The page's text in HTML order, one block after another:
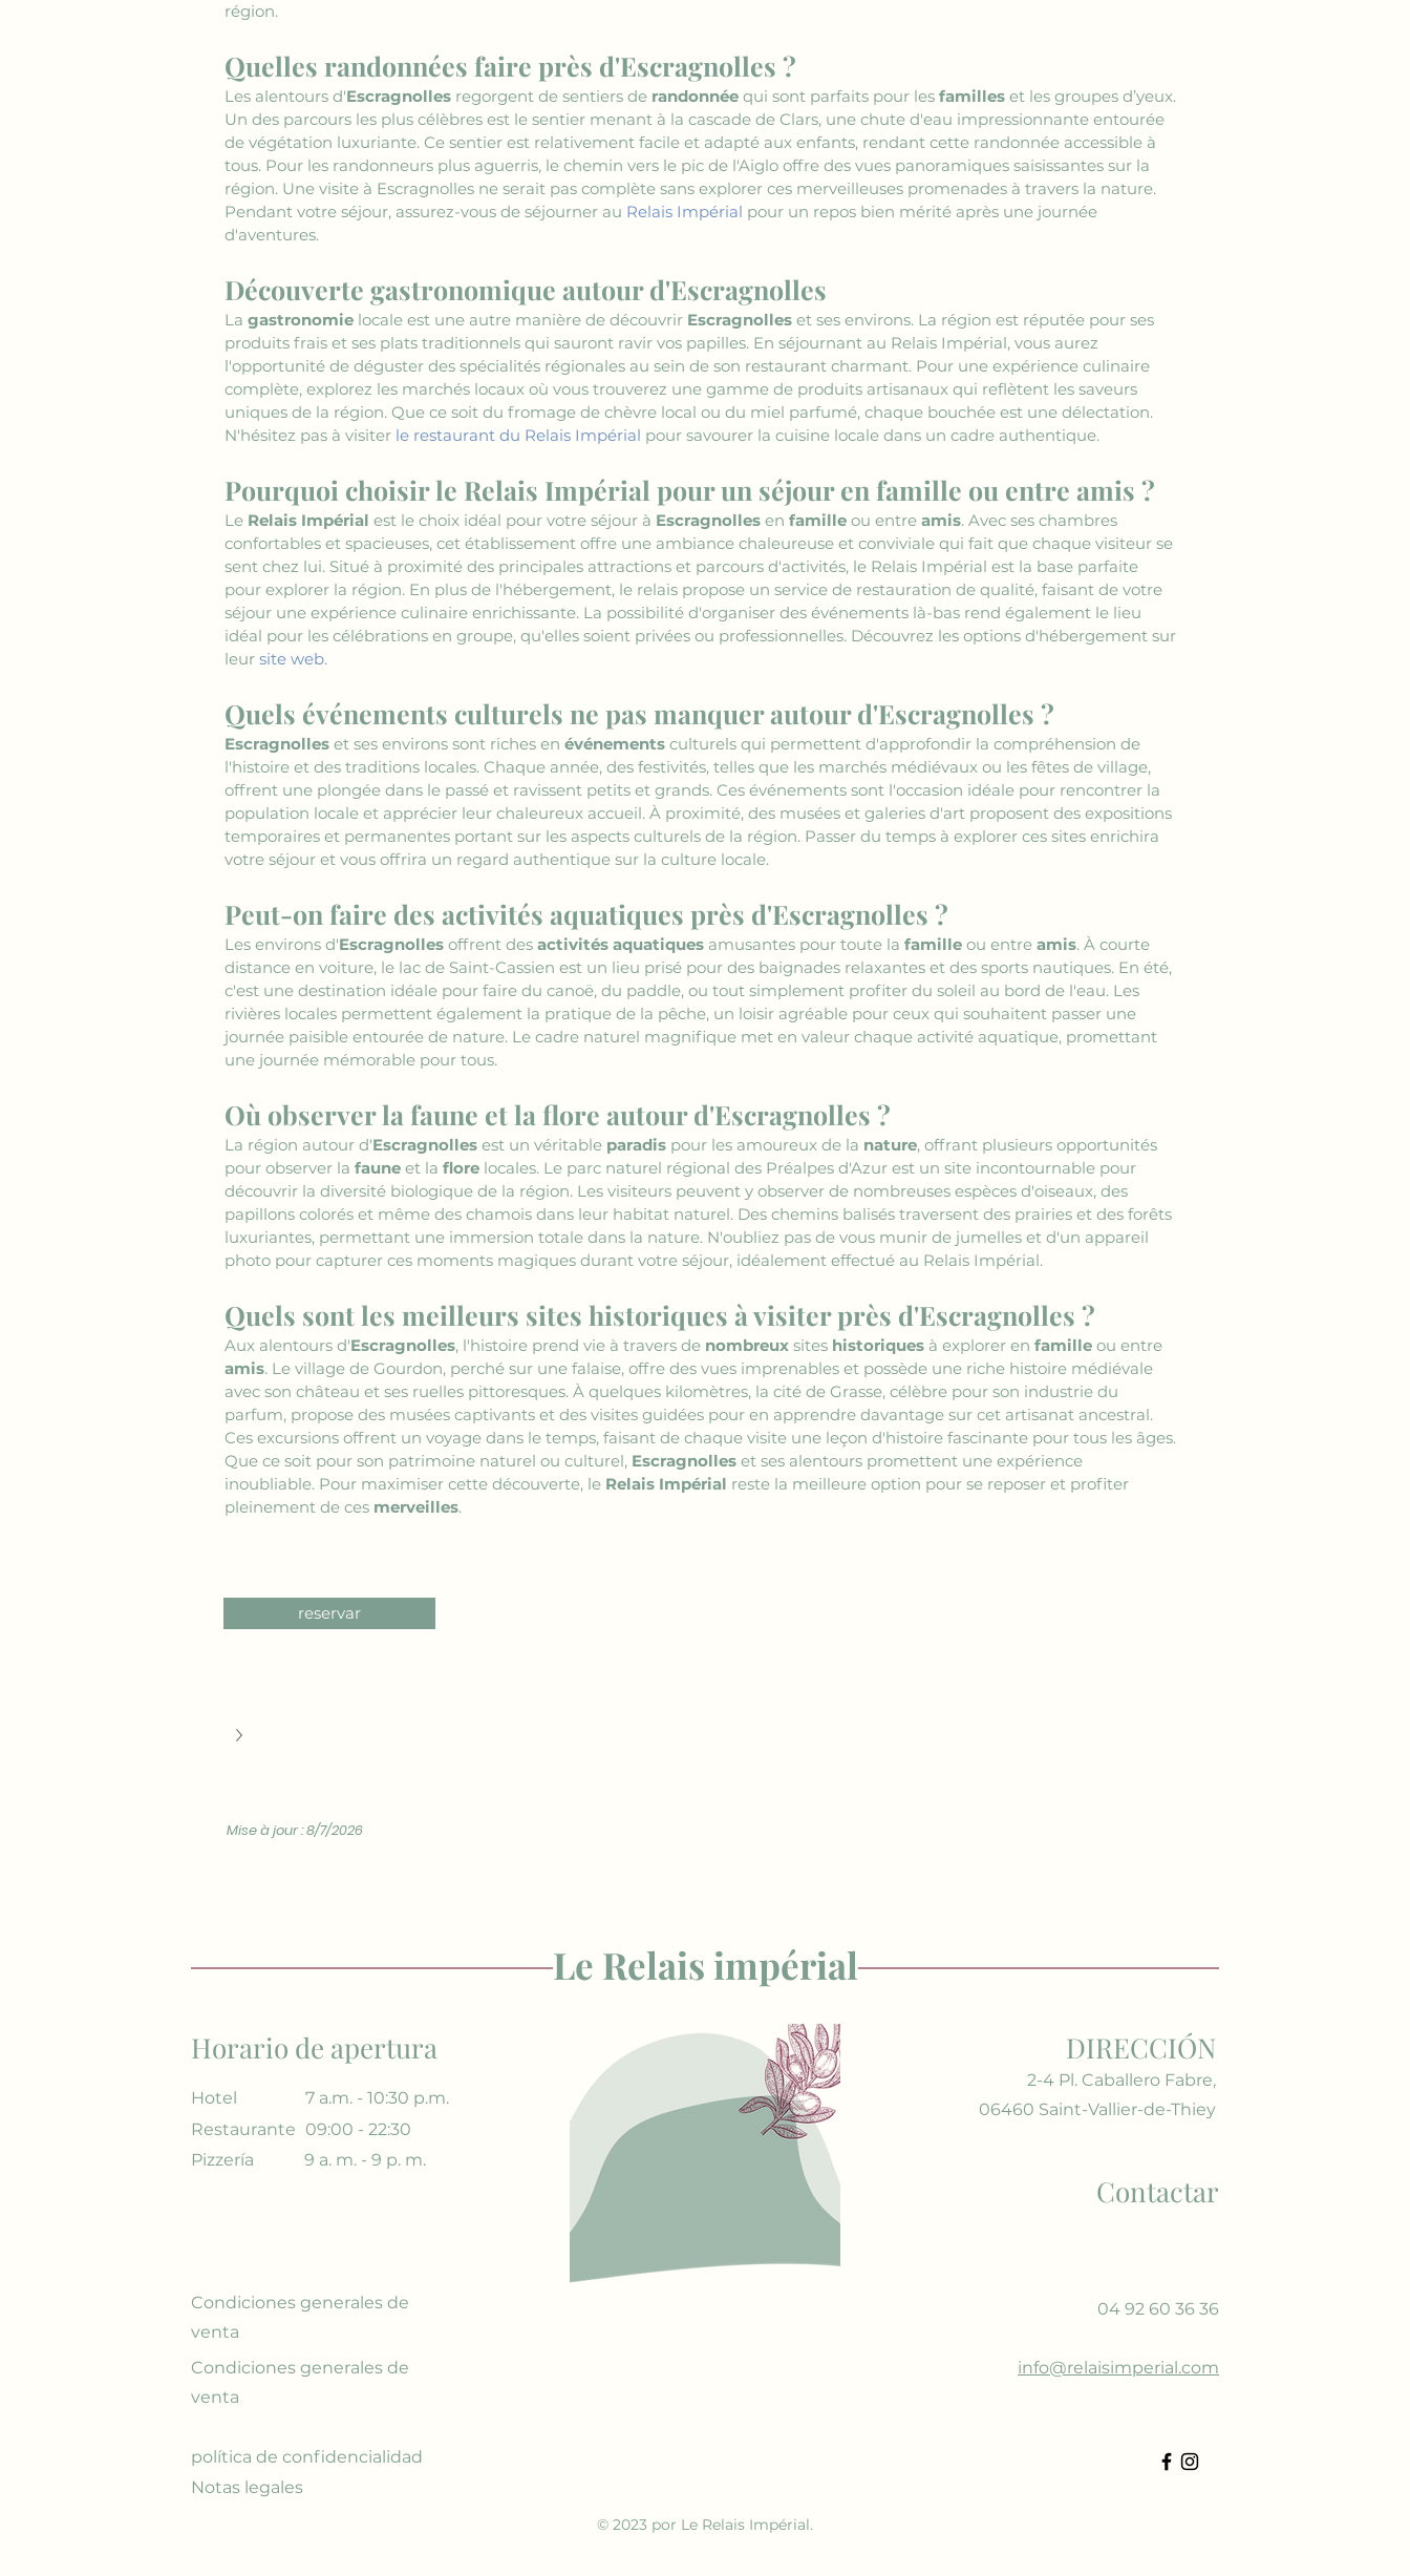
région.
Quelles randonnées faire près d'Escragnolles ?
Les alentours d'Escragnolles regorgent de sentiers de randonnée qui sont parfaits pour les familles et les groupes d’yeux.
Un des parcours les plus célèbres est le sentier menant à la cascade de Clars, une chute d'eau impressionnante entourée
de végétation luxuriante. Ce sentier est relativement facile et adapté aux enfants, rendant cette randonnée accessible à
tous. Pour les randonneurs plus aguerris, le chemin vers le pic de l'Aiglo offre des vues panoramiques saisissantes sur la
région. Une visite à Escragnolles ne serait pas complète sans explorer ces merveilleuses promenades à travers la nature.
Pendant votre séjour, assurez-vous de séjourner au Relais Impérial pour un repos bien mérité après une journée
d'aventures.
Découverte gastronomique autour d'Escragnolles
La gastronomie locale est une autre manière de découvrir Escragnolles et ses environs. La région est réputée pour ses
produits frais et ses plats traditionnels qui sauront ravir vos papilles. En séjournant au Relais Impérial, vous aurez
l'opportunité de déguster des spécialités régionales au sein de son restaurant charmant. Pour une expérience culinaire
complète, explorez les marchés locaux où vous trouverez une gamme de produits artisanaux qui reflètent les saveurs
uniques de la région. Que ce soit du fromage de chèvre local ou du miel parfumé, chaque bouchée est une délectation.
N'hésitez pas à visiter le restaurant du Relais Impérial pour savourer la cuisine locale dans un cadre authentique.
Pourquoi choisir le Relais Impérial pour un séjour en famille ou entre amis ?
Le Relais Impérial est le choix idéal pour votre séjour à Escragnolles en famille ou entre amis. Avec ses chambres
confortables et spacieuses, cet établissement offre une ambiance chaleureuse et conviviale qui fait que chaque visiteur se
sent chez lui. Situé à proximité des principales attractions et parcours d'activités, le Relais Impérial est la base parfaite
pour explorer la région. En plus de l'hébergement, le relais propose un service de restauration de qualité, faisant de votre
séjour une expérience culinaire enrichissante. La possibilité d'organiser des événements là-bas rend également le lieu
idéal pour les célébrations en groupe, qu'elles soient privées ou professionnelles. Découvrez les options d'hébergement sur
leur site web.
Quels événements culturels ne pas manquer autour d'Escragnolles ?
Escragnolles et ses environs sont riches en événements culturels qui permettent d'approfondir la compréhension de
l'histoire et des traditions locales. Chaque année, des festivités, telles que les marchés médiévaux ou les fêtes de village,
offrent une plongée dans le passé et ravissent petits et grands. Ces événements sont l'occasion idéale pour rencontrer la
population locale et apprécier leur chaleureux accueil. À proximité, des musées et galeries d'art proposent des expositions
temporaires et permanentes portant sur les aspects culturels de la région. Passer du temps à explorer ces sites enrichira
votre séjour et vous offrira un regard authentique sur la culture locale.
Peut-on faire des activités aquatiques près d'Escragnolles ?
Les environs d'Escragnolles offrent des activités aquatiques amusantes pour toute la famille ou entre amis. À courte
distance en voiture, le lac de Saint-Cassien est un lieu prisé pour des baignades relaxantes et des sports nautiques. En été,
c'est une destination idéale pour faire du canoë, du paddle, ou tout simplement profiter du soleil au bord de l'eau. Les
rivières locales permettent également la pratique de la pêche, un loisir agréable pour ceux qui souhaitent passer une
journée paisible entourée de nature. Le cadre naturel magnifique met en valeur chaque activité aquatique, promettant
une journée mémorable pour tous.
Où observer la faune et la flore autour d'Escragnolles ?
La région autour d'Escragnolles est un véritable paradis pour les amoureux de la nature, offrant plusieurs opportunités
pour observer la faune et la flore locales. Le parc naturel régional des Préalpes d'Azur est un site incontournable pour
découvrir la diversité biologique de la région. Les visiteurs peuvent y observer de nombreuses espèces d'oiseaux, des
papillons colorés et même des chamois dans leur habitat naturel. Des chemins balisés traversent des prairies et des forêts
luxuriantes, permettant une immersion totale dans la nature. N'oubliez pas de vous munir de jumelles et d'un appareil
photo pour capturer ces moments magiques durant votre séjour, idéalement effectué au Relais Impérial.
Quels sont les meilleurs sites historiques à visiter près d'Escragnolles ?
Aux alentours d'Escragnolles, l'histoire prend vie à travers de nombreux sites historiques à explorer en famille ou entre
amis. Le village de Gourdon, perché sur une falaise, offre des vues imprenables et possède une riche histoire médiévale
avec son château et ses ruelles pittoresques. À quelques kilomètres, la cité de Grasse, célèbre pour son industrie du
parfum, propose des musées captivants et des visites guidées pour en apprendre davantage sur cet artisanat ancestral.
Ces excursions offrent un voyage dans le temps, faisant de chaque visite une leçon d'histoire fascinante pour tous les âges.
Que ce soit pour son patrimoine naturel ou culturel, Escragnolles et ses alentours promettent une expérience
inoubliable. Pour maximiser cette découverte, le Relais Impérial reste la meilleure option pour se reposer et profiter
pleinement de ces merveilles.
reservar
Mise à jour : 8/7/2026
Le Relais impérial
Horario de apertura
Hotel
7 a.m. - 10:30 p.m.
Restaurante 09:00 - 22:30
Pizzería
9 a. m. - 9 p. m.
Condiciones generales de
venta
Condiciones generales de
venta
política de confidencialidad
DIRECCIÓN
2-4 Pl. Caballero Fabre,
06460 Saint-Vallier-de-Thiey
Contactar
04 92 60 36 36
info@relaisimperial.com
Notas legales
© 2023 por Le Relais Impérial.